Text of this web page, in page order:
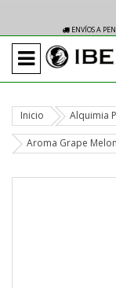
ENVÍOS A
Inicio Alquimia
Aroma Grape